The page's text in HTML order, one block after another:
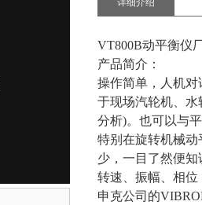
详细介绍
VT800B动平衡仪
产品简介：
操作简单，人机
于现场汽轮机、
分析)。也可以与
特别在旋转机械
少，一目了然便
转速、振幅、相
申克公司的